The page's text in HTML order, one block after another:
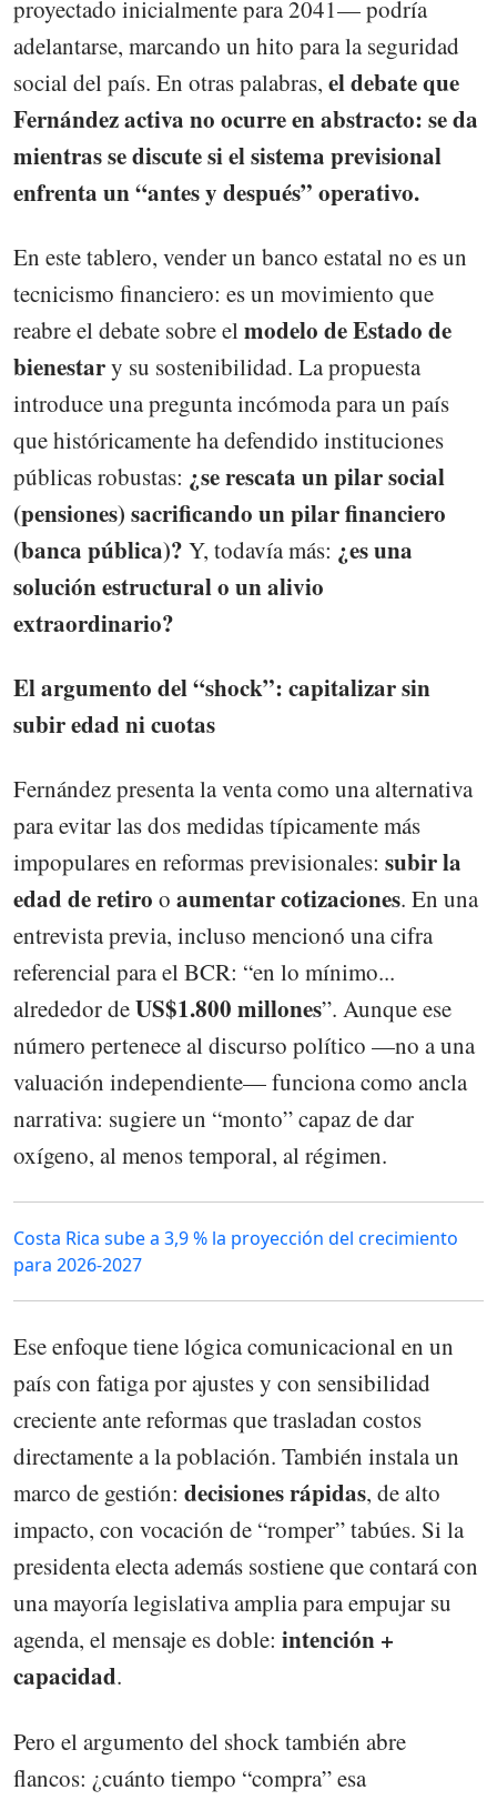
proyectado inicialmente para 2041— podría
adelantarse, marcando un hito para la seguridad
social del país. En otras palabras, el debate que
Fernández activa no ocurre en abstracto: se da
mientras se discute si el sistema previsional
enfrenta un “antes y después” operativo.
En este tablero, vender un banco estatal no es un
tecnicismo financiero: es un movimiento que
reabre el debate sobre elmodelo de Estado de
bienestary su sostenibilidad. La propuesta
introduce una pregunta incómoda para un país
que históricamente ha defendido instituciones
públicas robustas: ¿se rescata un pilar social
(pensiones) sacrificando un pilar financiero
(banca pública)? Y, todavía más: ¿es una
solución estructural o un alivio
extraordinario?
El argumento del “shock”: capitalizar sin
subir edad ni cuotas
Fernández presenta la venta como una alternativa
para evitar las dos medidas típicamente más
impopulares en reformas previsionales: subir la
edad de retiro o aumentar cotizaciones. En una
entrevista previa, incluso mencionó una cifra
referencial para el BCR: “en lo mínimo...
alrededor deUS$1.800 millones”. Aunque ese
número pertenece al discurso político —no a una
valuación independiente— funciona como ancla
narrativa: sugiere un “monto” capaz de dar
oxígeno, al menos temporal, al régimen.
Costa Rica sube a 3,9 % la proyección del crecimiento
para 2026-2027
Ese enfoque tiene lógica comunicacional en un
país con fatiga por ajustes y con sensibilidad
creciente ante reformas que trasladan costos
directamente a la población. También instala un
marco de gestión: decisiones rápidas, de alto
impacto, con vocación de “romper” tabúes. Si la
presidenta electa además sostiene que contará con
una mayoría legislativa amplia para empujar su
agenda, el mensaje es doble: intención +
capacidad.
Pero el argumento del shock también abre
flancos: ¿cuánto tiempo “compra” esa